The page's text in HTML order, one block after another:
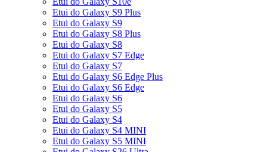
Etui do Galaxy S9 Plus
Etui do Galaxy S9
Etui do Galaxy S8 Plus
Etui do Galaxy S8
Etui do Galaxy S7 Edge
Etui do Galaxy S7
Etui do Galaxy S6 Edge Plus
Etui do Galaxy S6 Edge
Etui do Galaxy S6
Etui do Galaxy S5
Etui do Galaxy S4
Etui do Galaxy S4 MINI
Etui do Galaxy S5 MINI